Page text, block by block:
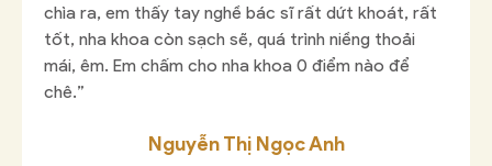
chìa ra, em thấy tay nghề bác sĩ rất dứt khoát, rất
tốt, nha khoa còn sạch sẽ, quá trình niềng thoải
mái, êm. Em chấm cho nha khoa 0 điểm nào để
chê.”
Nguyễn Thị Ngọc Anh